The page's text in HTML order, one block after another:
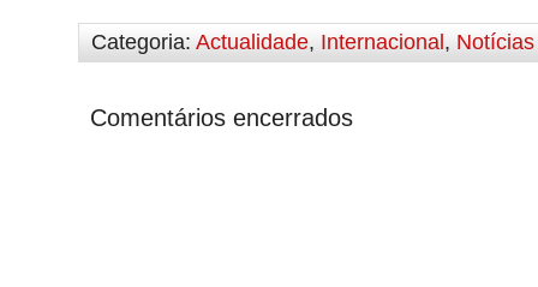
Categoria: Actualidade, Internacional , Notícias
Comentários encerrados